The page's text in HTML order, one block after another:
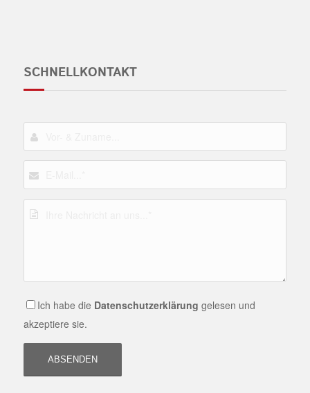
SCHNELLKONTAKT
Ich habe die Datenschutzerklärung gelesen und
akzeptiere sie.